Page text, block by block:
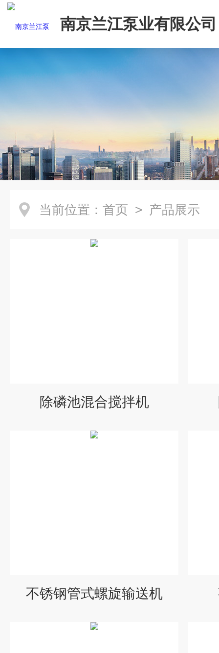
南京兰江泵业有限公司
当前位置： 首页 > 产品展示
除磷池混合搅拌机
不锈钢管式螺旋输送机